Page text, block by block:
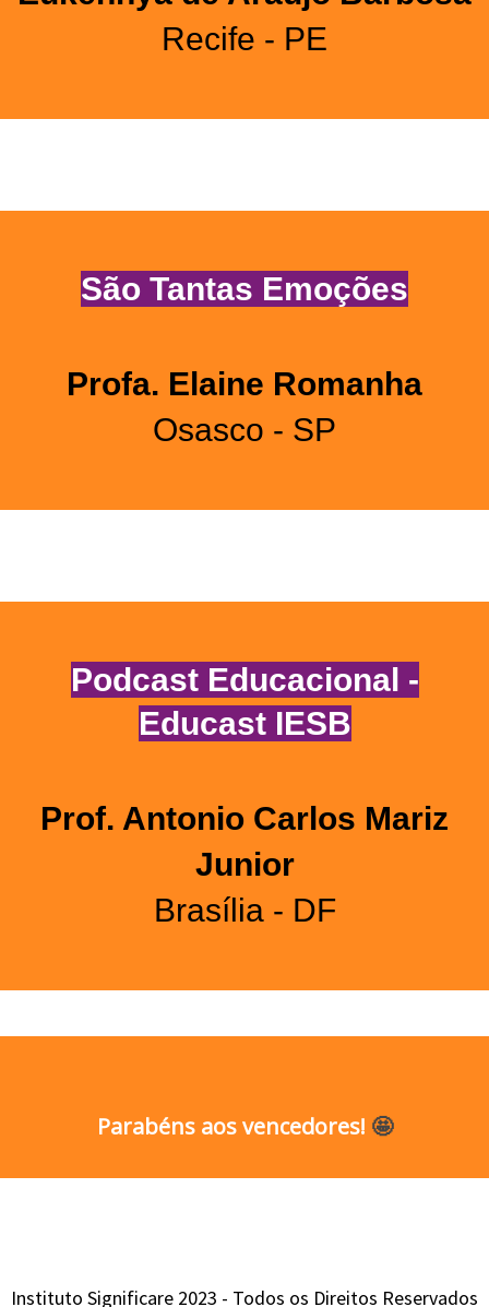
Recife - PE
São Tantas Emoções
Profa. Elaine Romanha
Osasco - SP
Podcast Educacional -
Educast IESB
Prof. Antonio Carlos Mariz
Junior
Brasília - DF
Parabéns aos vencedores! 🤩
Instituto Significare 2023 - Todos os Direitos Reservados